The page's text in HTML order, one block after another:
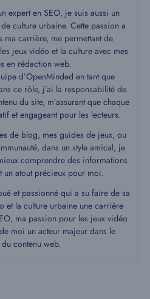
expert en SEO, je suis aussi un
culture urbaine. Cette passion a
ma carrière, me permettant de
jeux vidéo et la culture avec mes
en rédaction web.
d’OpenMinded en tant que
ce rôle, j’ai la responsabilité de
du site, m’assurant que chaque
et engageant pour les lecteurs.
de blog, mes guides de jeux, ou
dans un style amical, je
comprendre des informations
un atout précieux pour moi.
et passionné qui a su faire de sa
et la culture urbaine une carrière
ma passion pour les jeux vidéo
moi un acteur majeur dans le
contenu web.